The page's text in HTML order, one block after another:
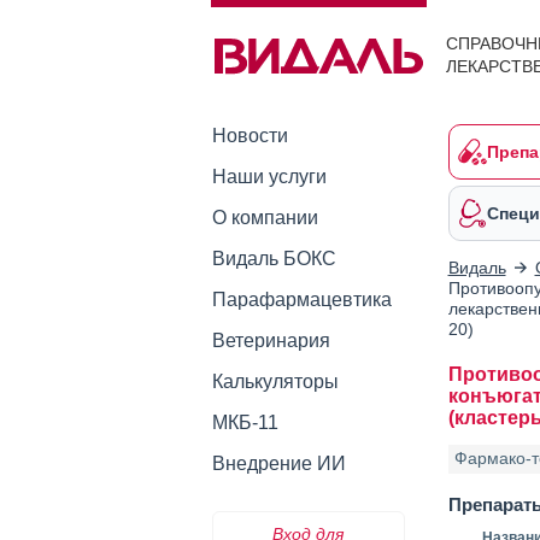
Новости
Наши услуги
О компании
Видаль БОКС
Парафармацевтика
Ветеринария
Калькуляторы
МКБ-11
Внедрение ИИ
Вход для
Видаль
20)
Фармако-